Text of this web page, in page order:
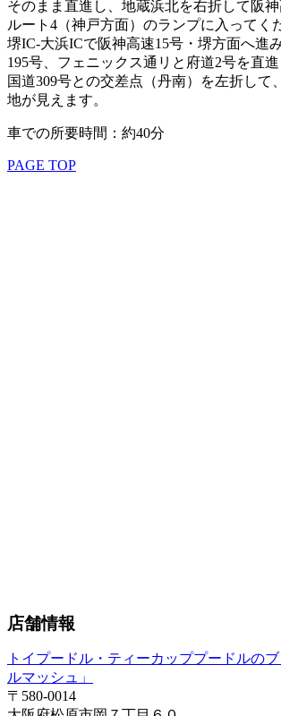
そのまま直進し、地蔵浜北を右折して阪神
ルート4（神戸方面）のランプに入ってく
堺IC-大浜ICで阪神高速15号・堺方面へ進
195号、フェニックス通リと府道2号を直進
国道309号との交差点（丹南）を左折して
地が見えます。
車での所要時間：約40分
PAGE TOP
店舗情報
トイプードル・ティーカッププードルの
ルマッシュ」
〒580-0014